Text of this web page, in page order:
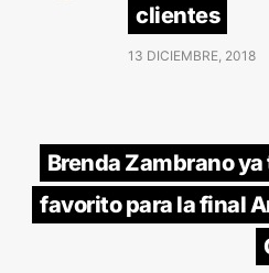
clientes
13 DICIEMBRE, 2018
Brenda Zambrano ya
favorito para la final